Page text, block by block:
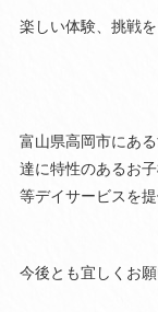
楽しい体験、挑戦
富山県高岡市にあ
達に特性のあるお
等デイサービスを
今後とも宜しくお願